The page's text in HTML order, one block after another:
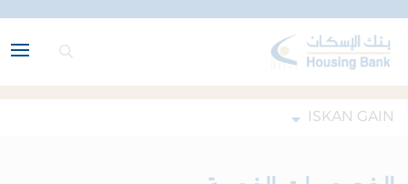
ISKAN GAIN